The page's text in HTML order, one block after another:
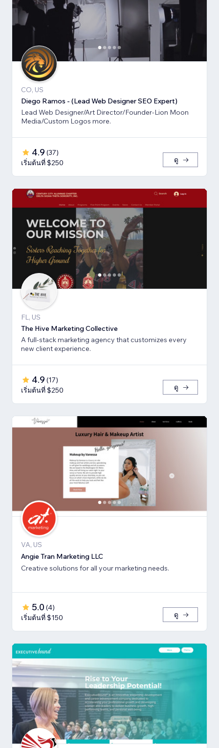
CO, US
Diego Ramos - (Lead Web Designer SEO Expert)
Lead Web Designer/Art Director/Founder-Lion Moon
Media/Custom Logos more.
4.9 (37)
เริ่มต้นที่ $250
ดู
FL, US
The Hive Marketing Collective
A full-stack marketing agency that customizes every
new client experience.
4.9 (17)
เริ่มต้นที่ $250
ดู
VA, US
Angie Tran Marketing LLC
Creative solutions for all your marketing needs.
5.0 (4)
เริ่มต้นที่ $150
ดู